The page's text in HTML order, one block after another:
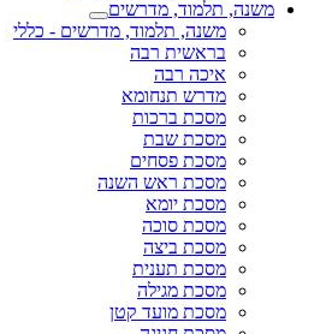
משנה, תלמוד, מדרשים
משנה, תלמוד, מדרשים - כללי
בראשית רבה
איכה רבה
מדרש תנחומא
מסכת ברכות
מסכת שבת
מסכת פסחים
מסכת ראש השנה
מסכת יומא
מסכת סוכה
מסכת ביצה
מסכת תענית
מסכת מגילה
מסכת מועד קטן